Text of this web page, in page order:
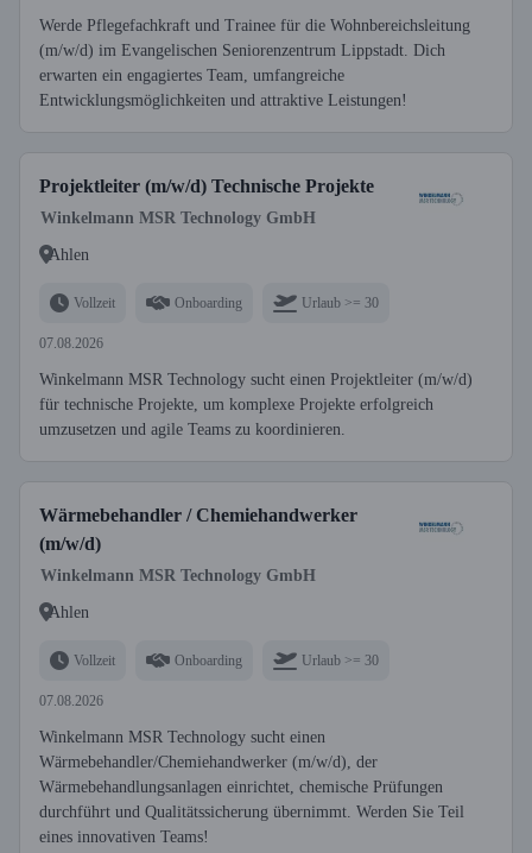
Werde Pflegefachkraft und Trainee für die Wohnbereichsleitung
(m/w/d) im Evangelischen Seniorenzentrum Lippstadt. Dich
erwarten ein engagiertes Team, umfangreiche
Entwicklungsmöglichkeiten und attraktive Leistungen!
Projektleiter (m/w/d) Technische Projekte
Winkelmann MSR Technology GmbH
Ahlen
Vollzeit Onboarding Urlaub >= 30
07.08.2026
Winkelmann MSR Technology sucht einen Projektleiter (m/w/d)
für technische Projekte, um komplexe Projekte erfolgreich
umzusetzen und agile Teams zu koordinieren.
Wärmebehandler / Chemiehandwerker
(m/w/d)
Winkelmann MSR Technology GmbH
Ahlen
Vollzeit Onboarding Urlaub >= 30
07.08.2026
Winkelmann MSR Technology sucht einen
Wärmebehandler/Chemiehandwerker (m/w/d), der
Wärmebehandlungsanlagen einrichtet, chemische Prüfungen
durchführt und Qualitätssicherung übernimmt. Werden Sie Teil
eines innovativen Teams!